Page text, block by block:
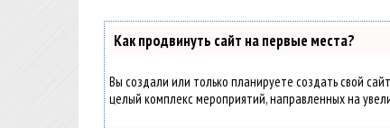
Как продвинуть сайт на первые места?
Вы создали или только планируете создать свой
целый комплекс мероприятий, направленных на